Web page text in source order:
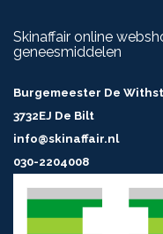
Skinaffair online
geneesmiddelen
Burgemeester De
3732EJ De Bilt
info@skinaffair.nl
030-2204008